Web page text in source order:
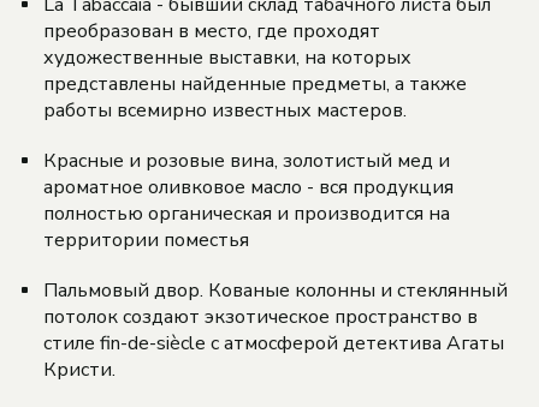
преобразован в место, где проходят
художественные выставки, на которых
представлены найденные предметы, а также
работы всемирно известных мастеров.
Красные и розовые вина, золотистый мед и
ароматное оливковое масло - вся продукция
полностью органическая и производится на
территории поместья
Пальмовый двор. Кованые колонны и стеклянный
потолок создают экзотическое пространство в
стиле fin-de-siècle с атмосферой детектива Агаты
Кристи.